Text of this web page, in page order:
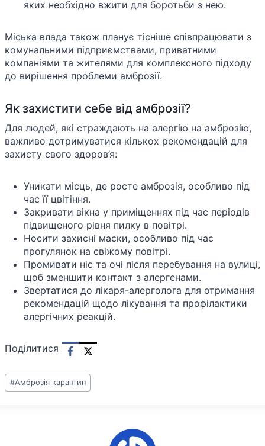
яких необхідно вжити для боротьби з нею.
Міська влада також планує тісніше співпрацювати з
комунальними підприємствами, приватними
компаніями та жителями для комплексного підходу
до вирішення проблеми амброзії.
Як захистити себе від амброзії?
Для людей, які страждають на алергію на амброзію,
важливо дотримуватися кількох рекомендацій для
захисту свого здоров’я:
Уникати місць, де росте амброзія, особливо під
час її цвітіння.
Закривати вікна у приміщеннях під час періодів
підвищеного рівня пилку в повітрі.
Носити захисні маски, особливо під час
прогулянок на свіжому повітрі.
Промивати ніс та очі після перебування на вулиці,
щоб зменшити контакт з алергенами.
Звертатися до лікаря-алерголога для отримання
рекомендацій щодо лікування та профілактики
алергічних реакцій.
Поділитися
Позначки
запису:
#Амброзія карантин